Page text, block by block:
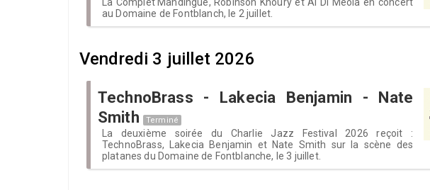
au Domaine de Fontblanch, le 2 juillet.
Vendredi 3 juillet 2026
TechnoBrass - Lakecia Benjamin - Nate
Smith
Terminé
La deuxième soirée du Charlie Jazz Festival 2026 reçoit :
TechnoBrass, Lakecia Benjamin et Nate Smith sur la scène des
platanes du Domaine de Fontblanche, le 3 juillet.